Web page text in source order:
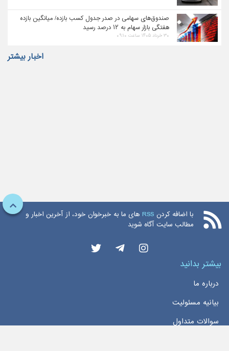
صندوق‌های سهامی در صدر جدول کسب بازده/ میانگین بازده
هفتگی بازار سهام به ۱۲ درصد رسید
۳۰ خرداد ۱۴۰۵ ساعت ۰۹:۱۰
اخبار بیشتر
با اضافه کردن RSS های ما به خبرخوان خود، از آخرین اخبار و
مطالب سایت آگاه شوید
بیشتر بدانید
درباره ما
بیانیه مسئولیت
سوالات متداول